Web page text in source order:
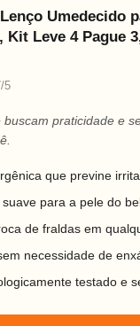
Umedecido
Kit Leve 4 Pague
5
praticidade e
que previne
para a pele do
de fraldas em
necessidade de
testado e